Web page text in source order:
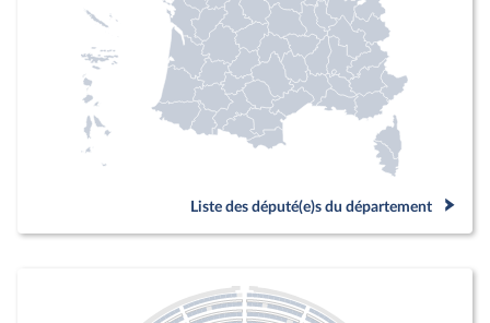
Liste des député(e)s du département